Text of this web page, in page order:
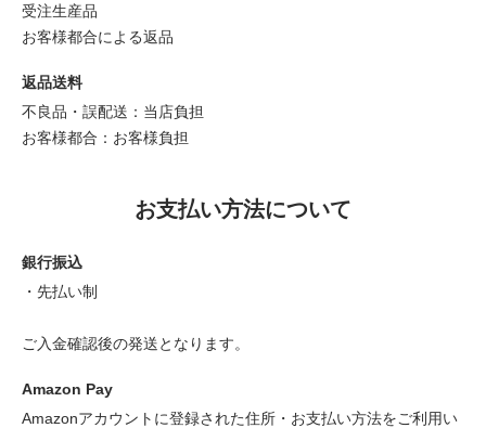
受注生産品
お客様都合による返品
返品送料
不良品・誤配送：当店負担
お客様都合：お客様負担
お支払い方法について
銀行振込
・先払い制
ご入金確認後の発送となります。
Amazon Pay
Amazonアカウントに登録された住所・お支払い方法をご利用い